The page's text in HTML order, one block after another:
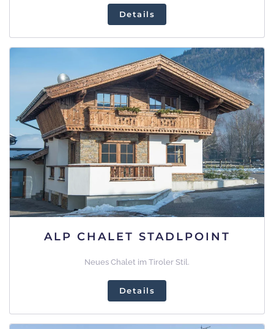
Details
ALP CHALET STADLPOINT
Neues Chalet im Tiroler Stil.
Details